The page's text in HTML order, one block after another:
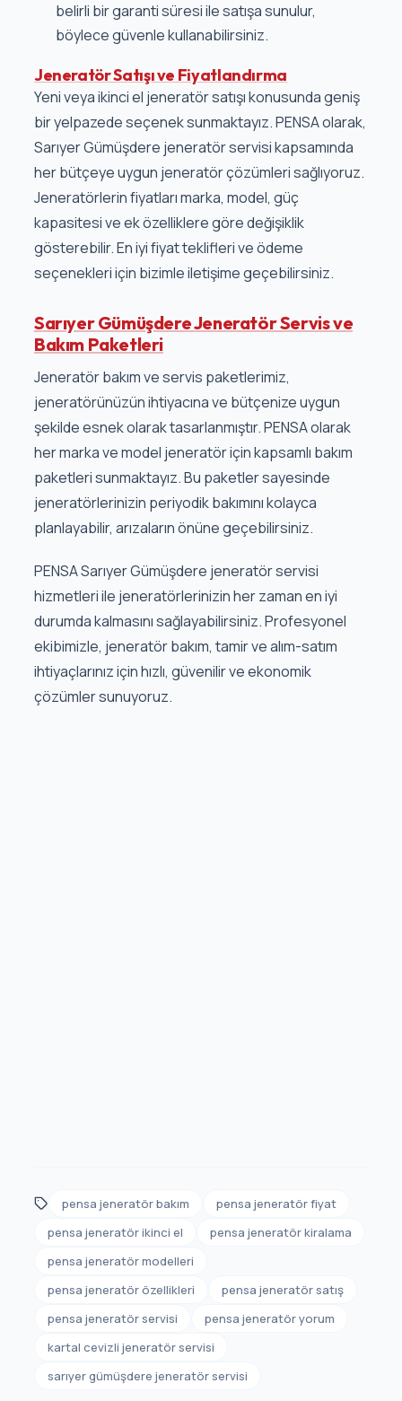
belirli bir garanti süresi ile satışa sunulur,
böylece güvenle kullanabilirsiniz.
Jeneratör Satışı ve Fiyatlandırma
Yeni veya ikinci el jeneratör satışı konusunda geniş
bir yelpazede seçenek sunmaktayız. PENSA olarak,
Sarıyer Gümüşdere jeneratör servisi kapsamında
her bütçeye uygun jeneratör çözümleri sağlıyoruz.
Jeneratörlerin fiyatları marka, model, güç
kapasitesi ve ek özelliklere göre değişiklik
gösterebilir. En iyi fiyat teklifleri ve ödeme
seçenekleri için bizimle iletişime geçebilirsiniz.
Sarıyer Gümüşdere Jeneratör Servis ve
Bakım Paketleri
Jeneratör bakım ve servis paketlerimiz,
jeneratörünüzün ihtiyacına ve bütçenize uygun
şekilde esnek olarak tasarlanmıştır. PENSA olarak
her marka ve model jeneratör için kapsamlı bakım
paketleri sunmaktayız. Bu paketler sayesinde
jeneratörlerinizin periyodik bakımını kolayca
planlayabilir, arızaların önüne geçebilirsiniz.
PENSA Sarıyer Gümüşdere jeneratör servisi
hizmetleri ile jeneratörlerinizin her zaman en iyi
durumda kalmasını sağlayabilirsiniz. Profesyonel
ekibimizle, jeneratör bakım, tamir ve alım-satım
ihtiyaçlarınız için hızlı, güvenilir ve ekonomik
çözümler sunuyoruz.
pensa jeneratör bakım
pensa jeneratör fiyat
pensa jeneratör ikinci el
pensa jeneratör kiralama
pensa jeneratör modelleri
pensa jeneratör özellikleri
pensa jeneratör satış
pensa jeneratör servisi
pensa jeneratör yorum
kartal cevizli jeneratör servisi
sarıyer gümüşdere jeneratör servisi